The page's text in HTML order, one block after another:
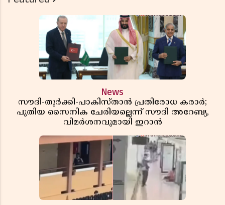
News
സൗദി-തുർക്കി-പാകിസ്താൻ പ്രതിരോധ കരാർ;
പുതിയ സൈനിക ചേരിയല്ലെന്ന് സൗദി അറേബ്യ,
വിമർശനവുമായി ഇറാൻ